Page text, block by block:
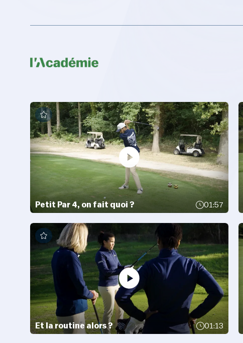
Petit Par 4, on fait quoi ? 01:57
Et la routine alors ? 01:13